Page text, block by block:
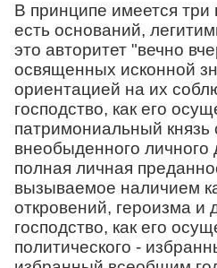
В принципе имеется три
есть оснований,
это авторитет "вечно
освященных исконной
ориентацией на их
господство, как его
патримониальный князь
внеобыденного
полная личная
вызываемое наличием
откровений, героизма и
господство, как его
политического -